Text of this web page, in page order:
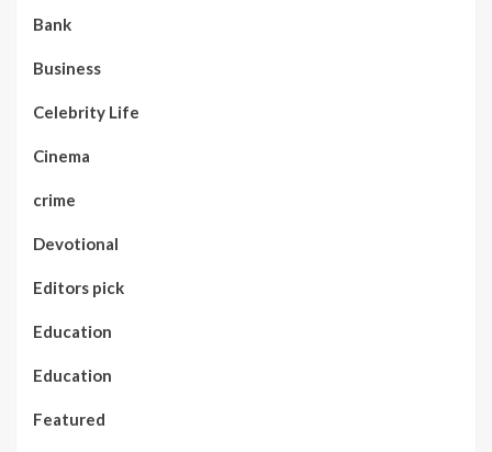
Bank
Business
Celebrity Life
Cinema
crime
Devotional
Editors pick
Education
Education
Featured